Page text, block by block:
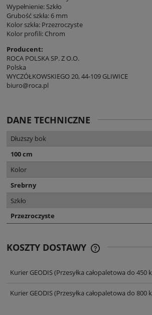
Wypełnienie: Szkło
Grubość szkła: 6 mm
Kolor szkła: Przezroczyste
Kolor profili: Chrom
Producent:
ROCA POLSKA SP. Z O.O.
Polska
WYCZÓŁKOWSKIEGO 20, 44-109 GLIWICE
biuro@roca.pl
DANE TECHNICZNE
Dłuższy bok
100 cm
Kolor
Srebrny
Szkło
Przezroczyste
KOSZTY DOSTAWY
Kurier GEODIS(Przesyłka całopaletowa do 450
Kurier GEODIS(Przesyłka całopaletowa do 800